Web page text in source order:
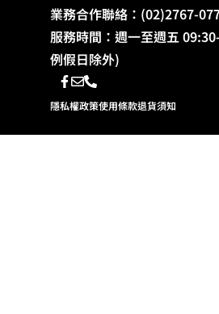
業務合作聯絡：(02)2767-
服務時間：週一至週五
例假日除外)
隱私權政策使用條款退貨須知